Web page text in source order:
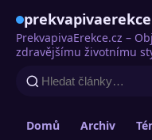
PrekvapivaErekce.cz –
zdravějšímu životnímu
Domů Archiv